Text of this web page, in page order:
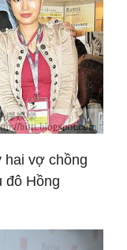
hai vợ chồng
đô Hồng